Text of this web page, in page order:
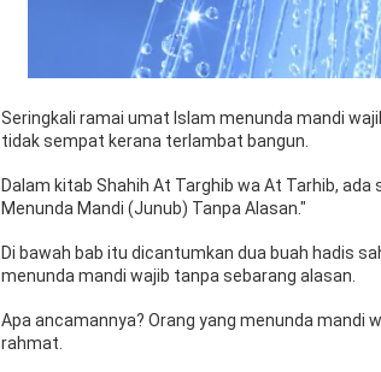
Seringkali ramai umat Islam menunda mandi
tidak sempat kerana terlambat bangun.
Dalam kitab Shahih At Targhib wa At Tarhib,
Menunda Mandi (Junub) Tanpa Alasan."
Di bawah bab itu dicantumkan dua buah hadis
menunda mandi wajib tanpa sebarang alasan.
Apa ancamannya? Orang yang menunda mandi
rahmat.